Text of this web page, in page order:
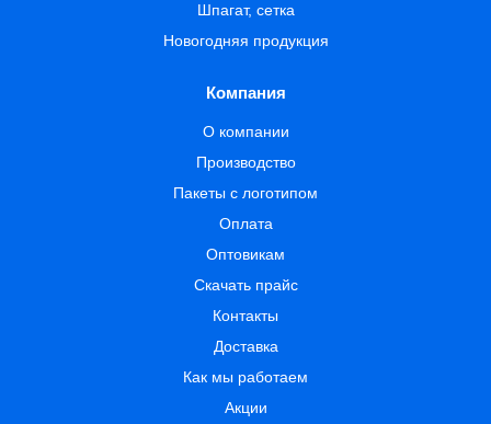
Шпагат, сетка
Новогодняя продукция
Компания
О компании
Производство
Пакеты с логотипом
Оплата
Оптовикам
Скачать прайс
Контакты
Доставка
Как мы работаем
Акции